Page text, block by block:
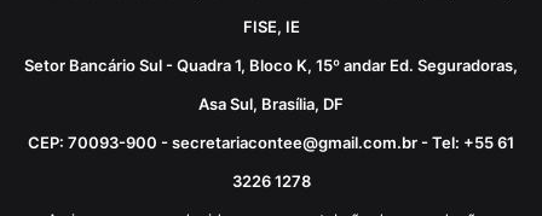
FISE, IE
Setor Bancário Sul - Quadra 1, Bloco K, 15º andar Ed. Seguradoras,
Asa Sul, Brasília, DF
CEP: 70093-900 - secretariacontee@gmail.com.br - Tel: +55 61
3226 1278